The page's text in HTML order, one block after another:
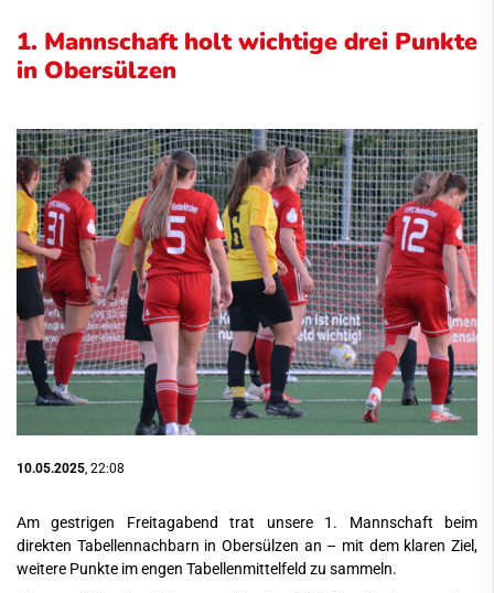
1. Mannschaft holt wichtige drei Punkte
in Obersülzen
10.05.2025, 22:08
Am gestrigen Freitagabend trat unsere 1. Mannschaft beim
direkten Tabellennachbarn in Obersülzen an – mit dem klaren Ziel,
weitere Punkte im engen Tabellenmittelfeld zu sammeln.